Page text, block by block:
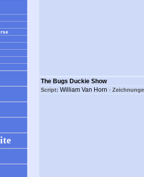
The Bugs Duckie Show
Script: William Van Horn ·